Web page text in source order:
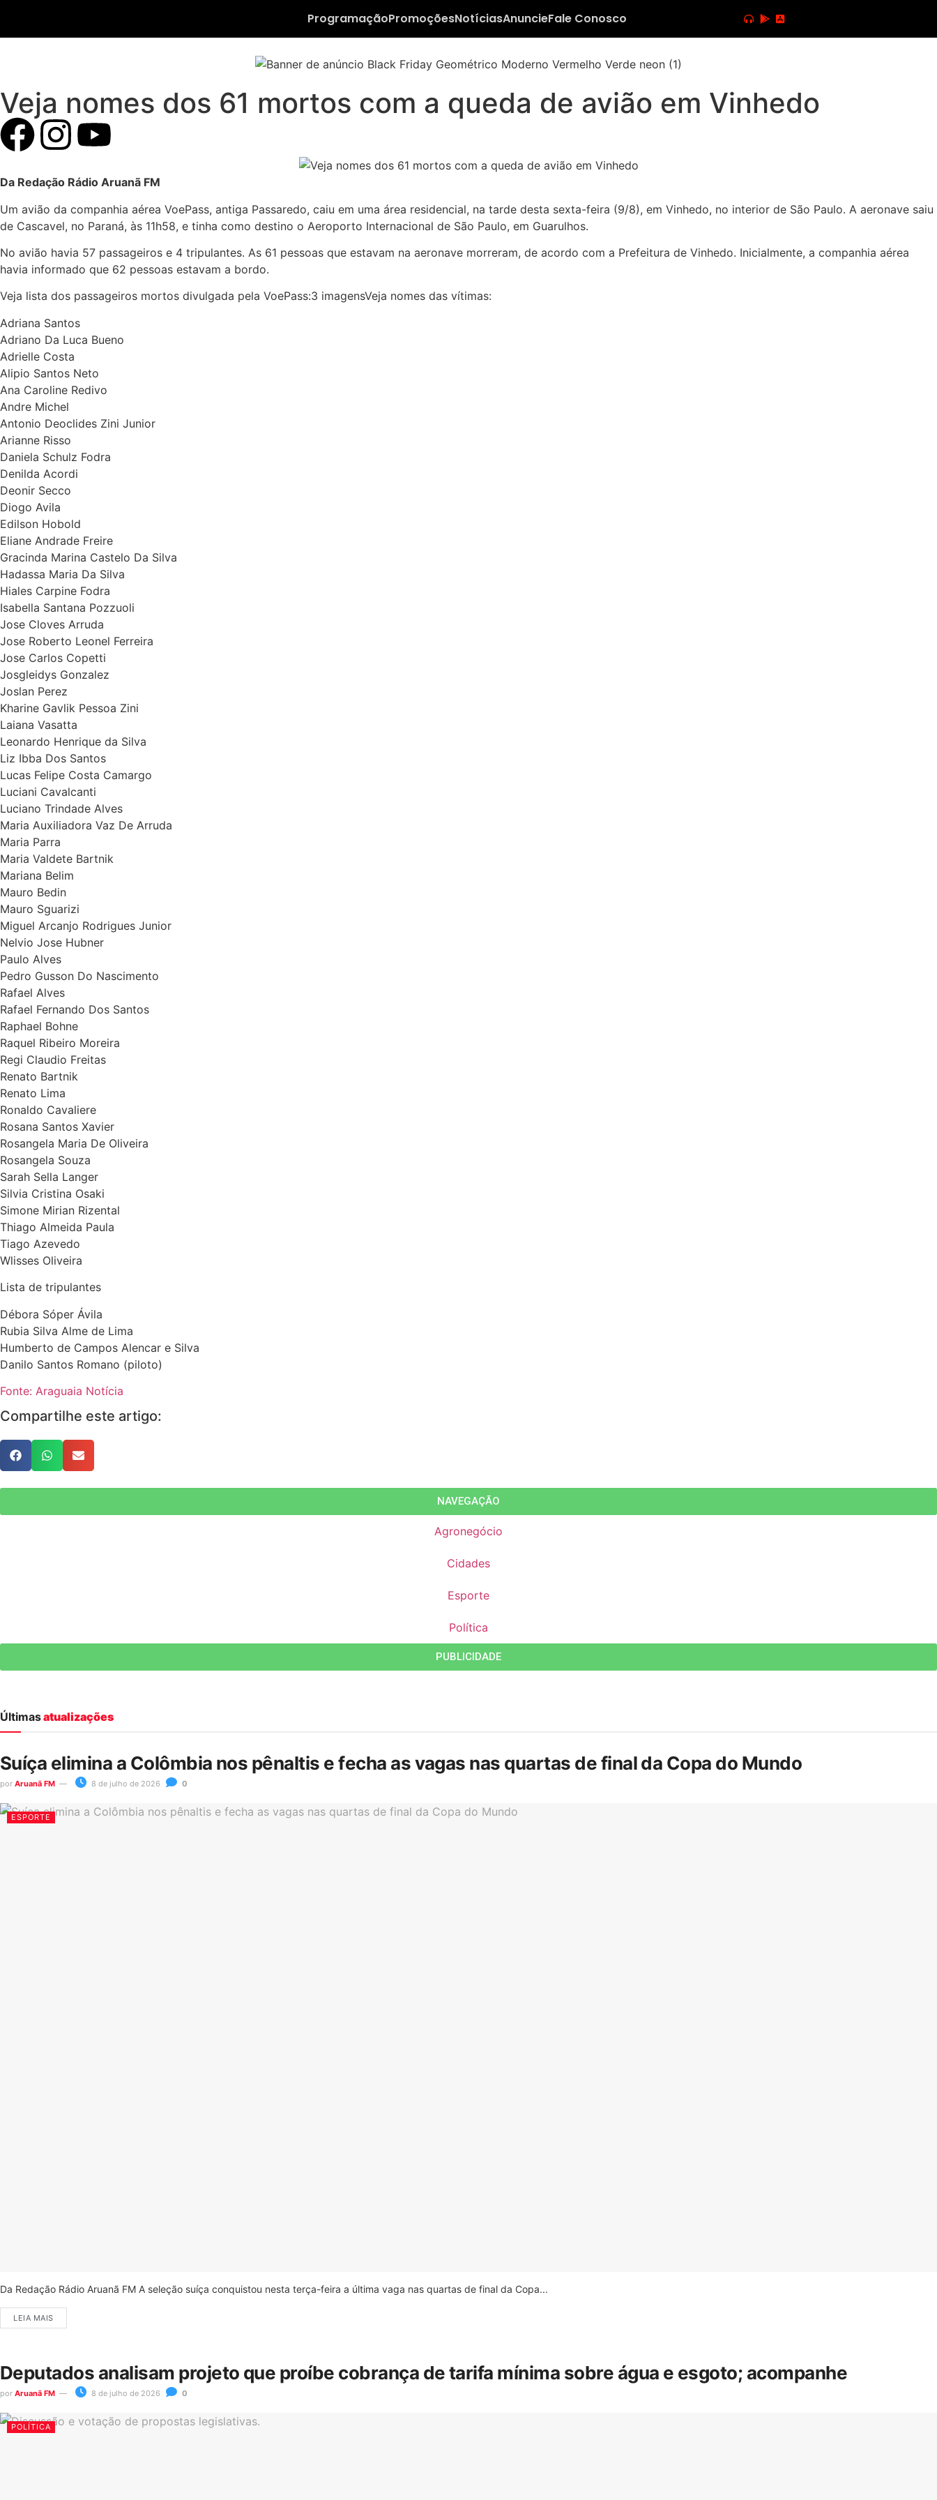
ProgramaçãoPromoçõesNotíciasAnuncieFale Conosco
Veja nomes dos 61 mortos com a queda de avião em Vinhedo
Da Redação Rádio Aruanã FM
Um avião da companhia aérea VoePass, antiga Passaredo, caiu em uma área residencial, na tarde desta sexta-feira (9/8), em Vinhedo, no interior de São Paulo. A aeronave saiu
de Cascavel, no Paraná, às 11h58, e tinha como destino o Aeroporto Internacional de São Paulo, em Guarulhos.
No avião havia 57 passageiros e 4 tripulantes. As 61 pessoas que estavam na aeronave morreram, de acordo com a Prefeitura de Vinhedo. Inicialmente, a companhia aérea
havia informado que 62 pessoas estavam a bordo.
Veja lista dos passageiros mortos divulgada pela VoePass:3 imagensVeja nomes das vítimas:
Adriana Santos
Adriano Da Luca Bueno
Adrielle Costa
Alipio Santos Neto
Ana Caroline Redivo
Andre Michel
Antonio Deoclides Zini Junior
Arianne Risso
Daniela Schulz Fodra
Denilda Acordi
Deonir Secco
Diogo Avila
Edilson Hobold
Eliane Andrade Freire
Gracinda Marina Castelo Da Silva
Hadassa Maria Da Silva
Hiales Carpine Fodra
Isabella Santana Pozzuoli
Jose Cloves Arruda
Jose Roberto Leonel Ferreira
Jose Carlos Copetti
Josgleidys Gonzalez
Joslan Perez
Kharine Gavlik Pessoa Zini
Laiana Vasatta
Leonardo Henrique da Silva
Liz Ibba Dos Santos
Lucas Felipe Costa Camargo
Luciani Cavalcanti
Luciano Trindade Alves
Maria Auxiliadora Vaz De Arruda
Maria Parra
Maria Valdete Bartnik
Mariana Belim
Mauro Bedin
Mauro Sguarizi
Miguel Arcanjo Rodrigues Junior
Nelvio Jose Hubner
Paulo Alves
Pedro Gusson Do Nascimento
Rafael Alves
Rafael Fernando Dos Santos
Raphael Bohne
Raquel Ribeiro Moreira
Regi Claudio Freitas
Renato Bartnik
Renato Lima
Ronaldo Cavaliere
Rosana Santos Xavier
Rosangela Maria De Oliveira
Rosangela Souza
Sarah Sella Langer
Silvia Cristina Osaki
Simone Mirian Rizental
Thiago Almeida Paula
Tiago Azevedo
Wlisses Oliveira
Lista de tripulantes
Débora Sóper Ávila
Rubia Silva Alme de Lima
Humberto de Campos Alencar e Silva
Danilo Santos Romano (piloto)
Fonte: Araguaia Notícia
Compartilhe este artigo:
NAVEGAÇÃO
Agronegócio
Cidades
Esporte
Política
PUBLICIDADE
Últimasatualizações
Suíça elimina a Colômbia nos pênaltis e fecha as vagas nas quartas de final da Copa do Mundo
por Aruanã FM 8 de julho de 2026 0
ESPORTE
Da Redação Rádio Aruanã FM A seleção suíça conquistou nesta terça-feira a última vaga nas quartas de final da Copa...
LEIA MAIS
Deputados analisam projeto que proíbe cobrança de tarifa mínima sobre água e esgoto; acompanhe
por Aruanã FM 8 de julho de 2026 0
POLÍTICA